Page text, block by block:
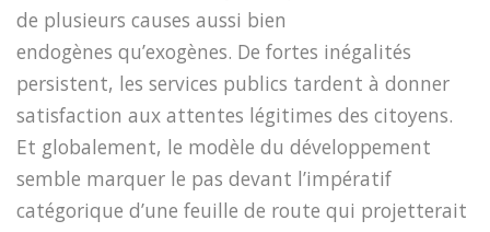
de plusieurs causes aussi bien
endogènes qu’exogènes. De fortes inégalités
persistent, les services publics tardent à donner
satisfaction aux attentes légitimes des citoyens.
Et globalement, le modèle du développement
semble marquer le pas devant l’impératif
catégorique d’une feuille de route qui projetterait